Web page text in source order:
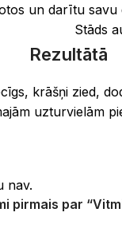
un darītu savu
Rezultātā
krāšņi zied,
uzturvielām
nav.
pirmais par